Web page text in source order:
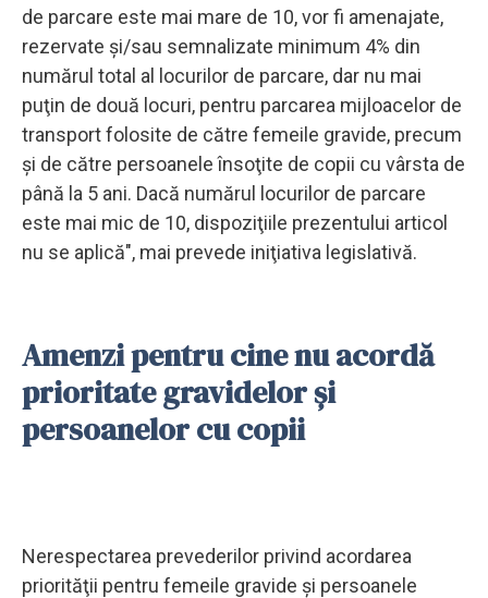
de parcare este mai mare de 10, vor fi amenajate,
rezervate şi/sau semnalizate minimum 4% din
numărul total al locurilor de parcare, dar nu mai
puţin de două locuri, pentru parcarea mijloacelor de
transport folosite de către femeile gravide, precum
şi de către persoanele însoţite de copii cu vârsta de
până la 5 ani. Dacă numărul locurilor de parcare
este mai mic de 10, dispoziţiile prezentului articol
nu se aplică", mai prevede iniţiativa legislativă.
Amenzi pentru cine nu acordă
prioritate gravidelor și
persoanelor cu copii
Nerespectarea prevederilor privind acordarea
priorităţii pentru femeile gravide şi persoanele